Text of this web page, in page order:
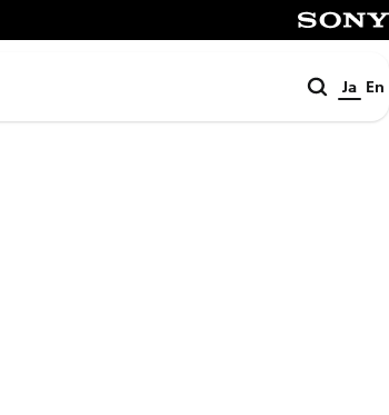
検
索
Ja En